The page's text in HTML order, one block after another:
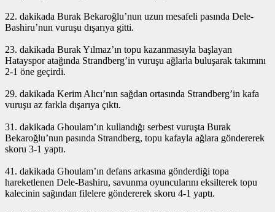
22. dakikada Burak Bekaroğlu’nun uzun mesafeli pasında Dele-
Bashiru’nun vuruşu dışarıya gitti.
23. dakikada Burak Yılmaz’ın topu kazanmasıyla başlayan
Hatayspor atağında Strandberg’in vuruşu ağlarla buluşarak takımını
2-1 öne geçirdi.
29. dakikada Kerim Alıcı’nın sağdan ortasında Strandberg’in kafa
vuruşu az farkla dışarıya çıktı.
31. dakikada Ghoulam’ın kullandığı serbest vuruşta Burak
Bekaroğlu’nun pasında Strandberg, topu kafayla ağlara göndererek
skoru 3-1 yaptı.
41. dakikada Ghoulam’ın defans arkasına gönderdiği topa
hareketlenen Dele-Bashiru, savunma oyuncularını eksilterek topu
kalecinin sağından filelere göndererek skoru 4-1 yaptı.